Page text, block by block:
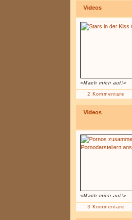
Videos
«Mach mich auf!»
2 Kommentare
Videos
«Mach mich auf!»
3 Kommentare